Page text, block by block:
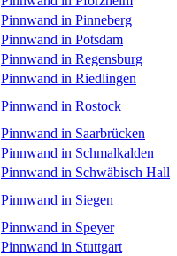
Pinnwand in Pinneberg
Pinnwand in Potsdam
Pinnwand in Regensburg
Pinnwand in Riedlingen
Pinnwand in Rostock
Pinnwand in Saarbrücken
Pinnwand in Schmalkalden
Pinnwand in Schwäbisch Hall
Pinnwand in Siegen
Pinnwand in Speyer
Pinnwand in Stuttgart